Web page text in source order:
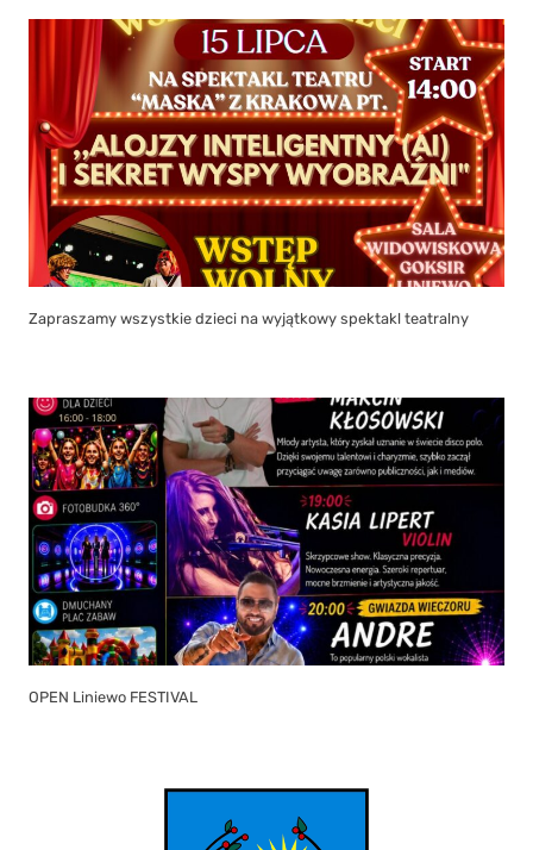
Zapraszamy wszystkie dzieci na wyjątkowy spektakl teatralny
OPEN Liniewo FESTIVAL